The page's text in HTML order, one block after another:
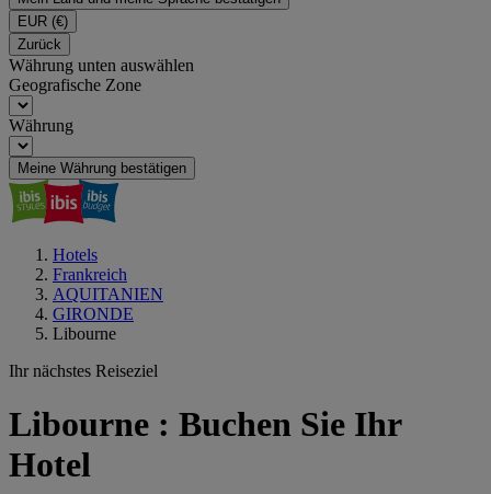
EUR (€)
Zurück
Währung unten auswählen
Geografische Zone
Währung
Meine Währung bestätigen
Hotels
Frankreich
AQUITANIEN
GIRONDE
Libourne
Ihr nächstes Reiseziel
Libourne : Buchen Sie Ihr
Hotel